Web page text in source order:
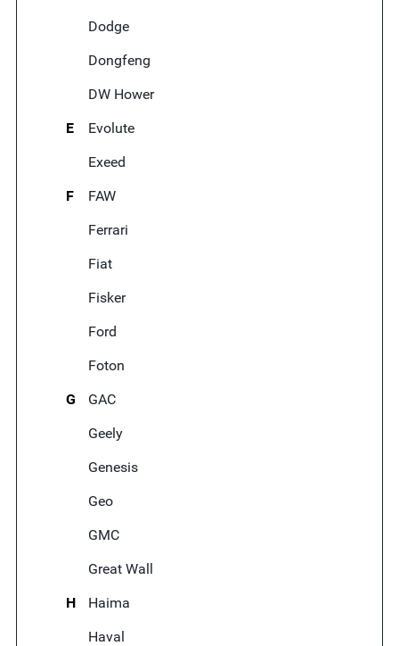
Dodge
Dongfeng
DW Hower
E
Evolute
Exeed
F
FAW
Ferrari
Fiat
Fisker
Ford
Foton
G
GAC
Geely
Genesis
Geo
GMC
Great Wall
H
Haima
Haval